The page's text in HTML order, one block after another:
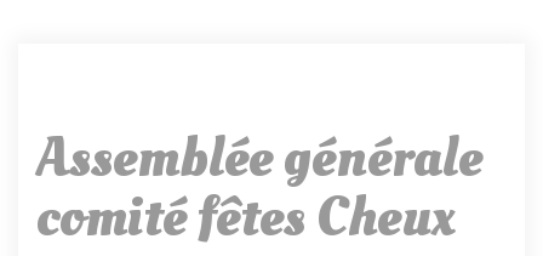
Assemblée générale
comité fêtes Cheux